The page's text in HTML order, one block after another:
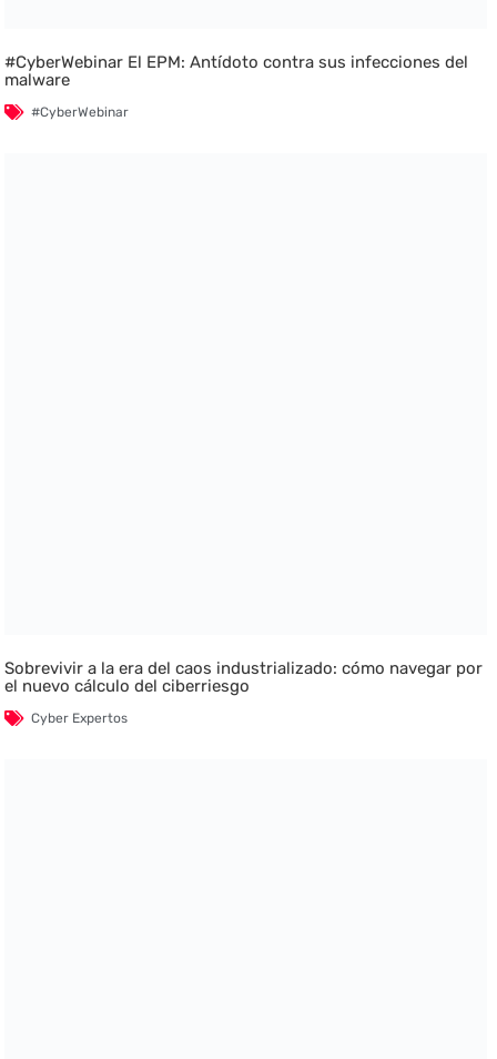
#CyberWebinar El EPM: Antídoto contra sus infecciones del
malware
#CyberWebinar
Sobrevivir a la era del caos industrializado: cómo navegar por
el nuevo cálculo del ciberriesgo
Cyber Expertos